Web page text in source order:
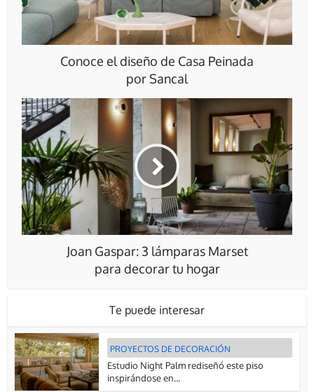
Conoce el diseño de Casa Peinada
por Sancal
Joan Gaspar: 3 lámparas Marset
para decorar tu hogar
Te puede interesar
PROYECTOS DE DECORACIÓN
Estudio Night Palm rediseñó este piso
inspirándose en...